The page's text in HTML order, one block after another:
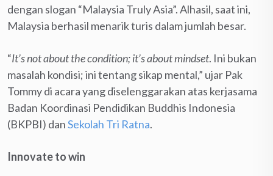
dengan slogan “Malaysia Truly Asia”. Alhasil, saat ini,
Malaysia berhasil menarik turis dalam jumlah besar.
“It’s not about the condition; it’s about mindset. Ini bukan
masalah kondisi; ini tentang sikap mental,” ujar Pak
Tommy di acara yang diselenggarakan atas kerjasama
Badan Koordinasi Pendidikan Buddhis Indonesia
(BKPBI) danSekolah Tri Ratna.
Innovate to win